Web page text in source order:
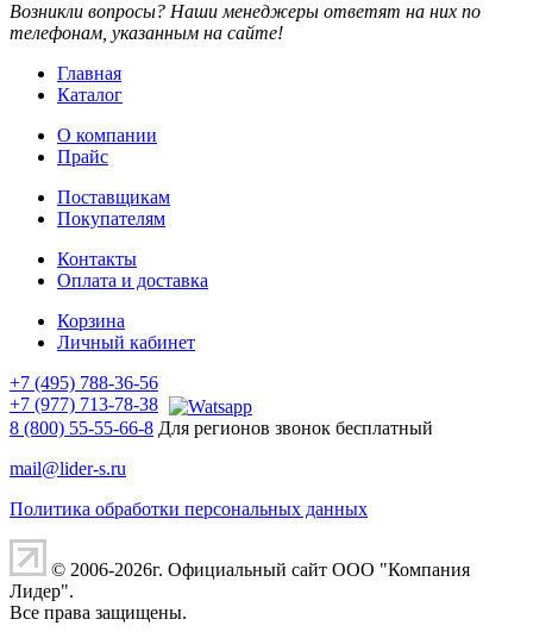
Возникли вопросы? Наши менеджеры ответят на них по
телефонам, указанным на сайте!
Главная
Каталог
О компании
Прайс
Поставщикам
Покупателям
Контакты
Оплата и доставка
Корзина
Личный кабинет
+7 (495) 788-36-56
+7 (977) 713-78-38
8 (800) 55-55-66-8 Для регионов звонок бесплатный
mail@lider-s.ru
Политика обработки персональных данных
© 2006-2026г. Официальный сайт ООО "Компания
Лидер".
Все права защищены.